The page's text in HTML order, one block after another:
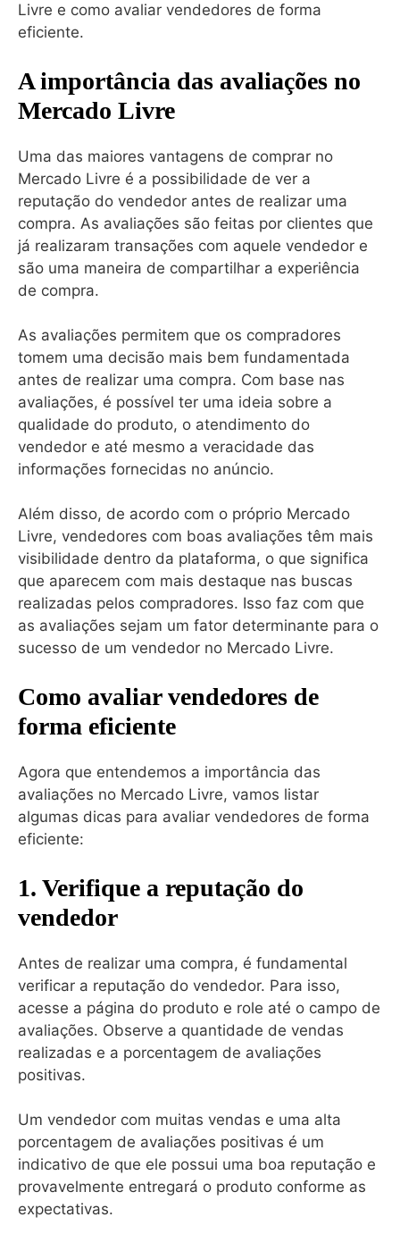
Livre e como avaliar vendedores de forma
eficiente.
A importância das avaliações no
Mercado Livre
Uma das maiores vantagens de comprar no
Mercado Livre é a possibilidade de ver a
reputação do vendedor antes de realizar uma
compra. As avaliações são feitas por clientes que
já realizaram transações com aquele vendedor e
são uma maneira de compartilhar a experiência
de compra.
As avaliações permitem que os compradores
tomem uma decisão mais bem fundamentada
antes de realizar uma compra. Com base nas
avaliações, é possível ter uma ideia sobre a
qualidade do produto, o atendimento do
vendedor e até mesmo a veracidade das
informações fornecidas no anúncio.
Além disso, de acordo com o próprio Mercado
Livre, vendedores com boas avaliações têm mais
visibilidade dentro da plataforma, o que significa
que aparecem com mais destaque nas buscas
realizadas pelos compradores. Isso faz com que
as avaliações sejam um fator determinante para o
sucesso de um vendedor no Mercado Livre.
Como avaliar vendedores de
forma eficiente
Agora que entendemos a importância das
avaliações no Mercado Livre, vamos listar
algumas dicas para avaliar vendedores de forma
eficiente:
1. Verifique a reputação do
vendedor
Antes de realizar uma compra, é fundamental
verificar a reputação do vendedor. Para isso,
acesse a página do produto e role até o campo de
avaliações. Observe a quantidade de vendas
realizadas e a porcentagem de avaliações
positivas.
Um vendedor com muitas vendas e uma alta
porcentagem de avaliações positivas é um
indicativo de que ele possui uma boa reputação e
provavelmente entregará o produto conforme as
expectativas.